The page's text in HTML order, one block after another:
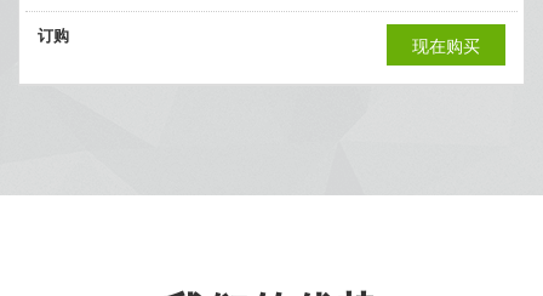
订购 现在购买